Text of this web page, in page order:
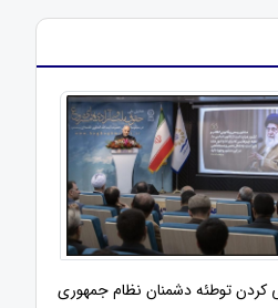
توطئه دشمنان نظام جمهوری